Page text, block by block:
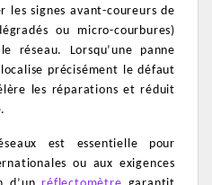
les signes avant-coureurs de
ou micro-courbures)
réseau. Lorsqu’une panne
localise précisément le défaut
les réparations et réduit
est essentielle pour
ou aux exigences